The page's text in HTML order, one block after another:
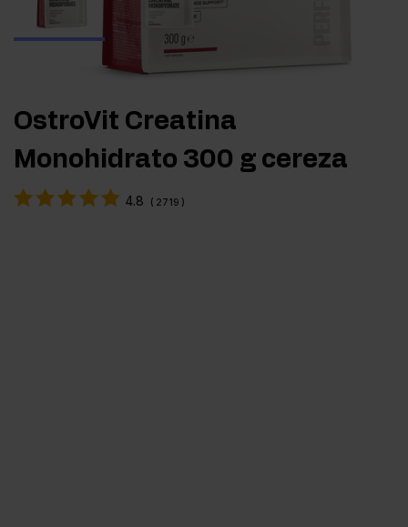
OstroVit Creatina
Monohidrato 300 g cereza
4.8 ( 2719 )